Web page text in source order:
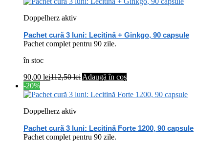
Doppelherz aktiv
Pachet cură 3 luni: Lecitină + Ginkgo, 90 capsule
Pachet complet pentru 90 zile.
în stoc
90,00 lei112,50lei Adaugă în coș
-20%
Doppelherz aktiv
Pachet cură 3 luni: Lecitină Forte 1200, 90 capsule
Pachet complet pentru 90 zile.